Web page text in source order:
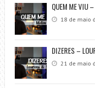
QUEM ME VIU
18 de maio
DIZERES –
21 de maio